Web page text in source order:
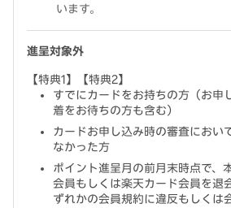
います。
進呈対象外
【特典1】【特典2】
すでにカードをお持ちの方（お申
着をお待ちの方も含む）
カードお申し込み時の審査におい
なかった方
ポイント進呈月の前月末時点で、
会員もしくは楽天カード会員を退
ずれかの会員規約に違反もしくは